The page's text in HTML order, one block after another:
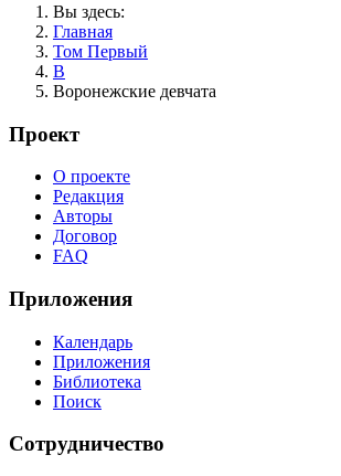
Вы здесь:
Главная
Том Первый
В
Воронежские девчата
Проект
О проекте
Редакция
Авторы
Договор
FAQ
Приложения
Календарь
Приложения
Библиотека
Поиск
Сотрудничество